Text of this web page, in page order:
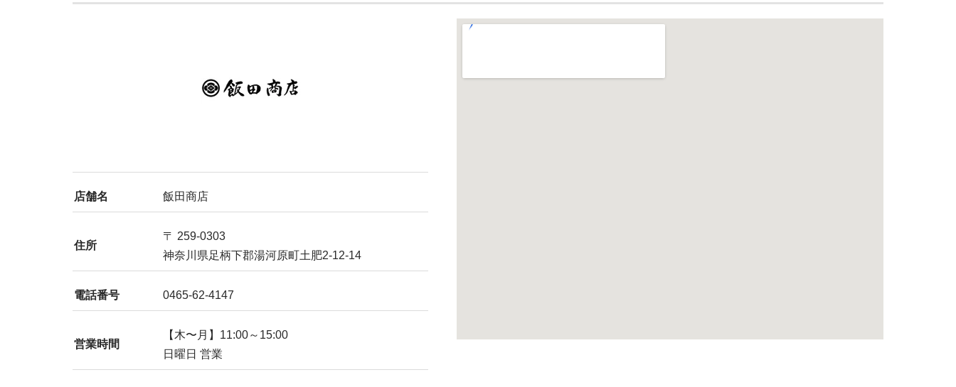
店舗名 飯田商店
住所
〒 259-0303
神奈川県足柄下郡湯河原町土肥2-12-14
電話番号 0465-62-4147
営業時間
【木〜月】11:00～15:00
日曜日 営業